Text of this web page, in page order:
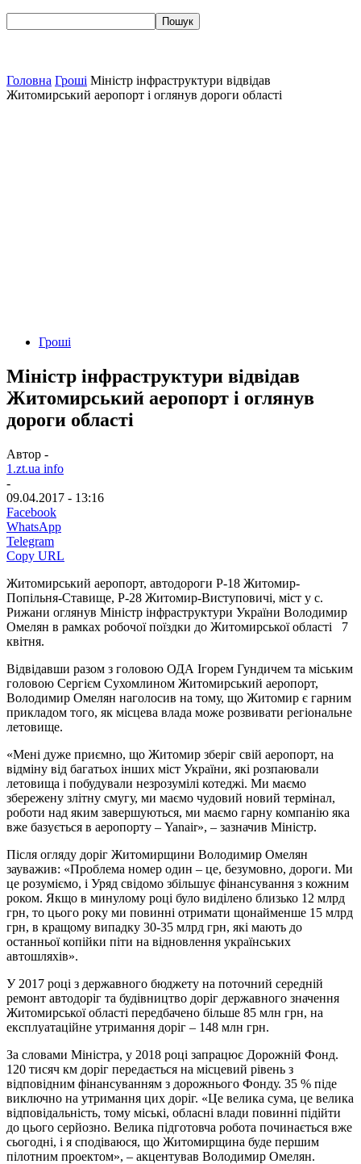
Головна Гроші Міністр інфраструктури відвідав
Житомирський аеропорт і оглянув дороги області
Гроші
Міністр інфраструктури відвідав
Житомирський аеропорт і оглянув
дороги області
Автор -
1.zt.ua info
-
09.04.2017 - 13:16
Facebook
WhatsApp
Telegram
Copy URL
Житомирський аеропорт, автодороги Р-18 Житомир-
Попільня-Ставище, Р-28 Житомир-Виступовичі, міст у с.
Рижани оглянув Міністр інфраструктури України Володимир
Омелян в рамках робочої поїздки до Житомирської області 7
квітня.
Відвідавши разом з головою ОДА Ігорем Гундичем та міським
головою Сергієм Сухомлином Житомирський аеропорт,
Володимир Омелян наголосив на тому, що Житомир є гарним
прикладом того, як місцева влада може розвивати регіональне
летовище.
«Мені дуже приємно, що Житомир зберіг свій аеропорт, на
відміну від багатьох інших міст України, які розпаювали
летовища і побудували незрозумілі котеджі. Ми маємо
збережену злітну смугу, ми маємо чудовий новий термінал,
роботи над яким завершуються, ми маємо гарну компанію яка
вже базується в аеропорту – Yanair», – зазначив Міністр.
Після огляду доріг Житомирщини Володимир Омелян
зауважив: «Проблема номер один – це, безумовно, дороги. Ми
це розуміємо, і Уряд свідомо збільшує фінансування з кожним
роком. Якщо в минулому році було виділено близько 12 млрд
грн, то цього року ми повинні отримати щонайменше 15 млрд
грн, в кращому випадку 30-35 млрд грн, які мають до
останньої копійки піти на відновлення українських
автошляхів».
У 2017 році з державного бюджету на поточний середній
ремонт автодоріг та будівництво доріг державного значення
Житомирської області передбачено більше 85 млн грн, на
експлуатаційне утримання доріг – 148 млн грн.
За словами Міністра, у 2018 році запрацює Дорожній Фонд.
120 тисяч км доріг передається на місцевий рівень з
відповідним фінансуванням з дорожнього Фонду. 35 % піде
виключно на утримання цих доріг. «Це велика сума, це велика
відповідальність, тому міські, обласні влади повинні підійти
до цього серйозно. Велика підготовча робота починається вже
сьогодні, і я сподіваюся, що Житомирщина буде першим
пілотним проектом», – акцентував Володимир Омелян.